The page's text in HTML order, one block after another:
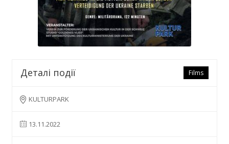
Films
Деталі події
KULTURPARK
13.11.2022